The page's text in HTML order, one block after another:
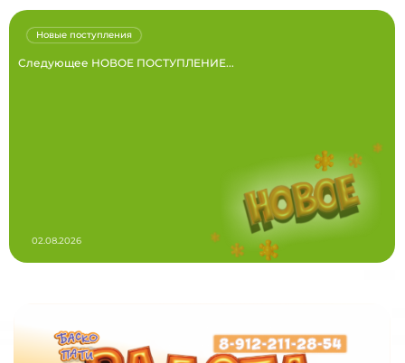
Следующее НОВОЕ ПОСТУПЛЕНИЕ...
Новые поступления
02.08.2026